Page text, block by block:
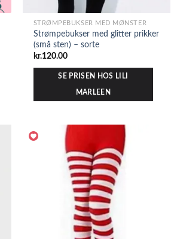
STRØMPEBUKSER MED MØNSTER
Strømpebukser med glitter prikker
(små sten) – sorte
kr.120.00
SE PRISEN HOS LILI
MARLEEN